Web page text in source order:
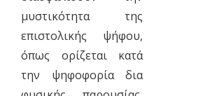
μυστικότητα της
επιστολικής ψήφου,
όπως ορίζεται κατά
την ψηφοφορία δια